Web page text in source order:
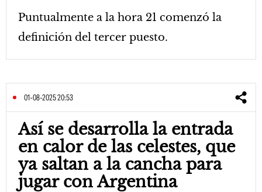
Puntualmente a la hora 21 comenzó la
definición del tercer puesto.
01-08-2025 20:53
Así se desarrolla la entrada
en calor de las celestes, que
ya saltan a la cancha para
jugar con Argentina